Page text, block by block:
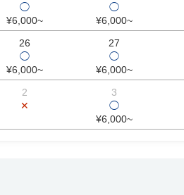
◯
¥6,000~
◯
¥6,000~
26
◯
¥6,000~
27
◯
¥6,000~
2
✕
3
◯
¥6,000~